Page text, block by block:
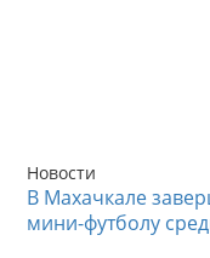
Новости
В Махачкале
мини-футболу